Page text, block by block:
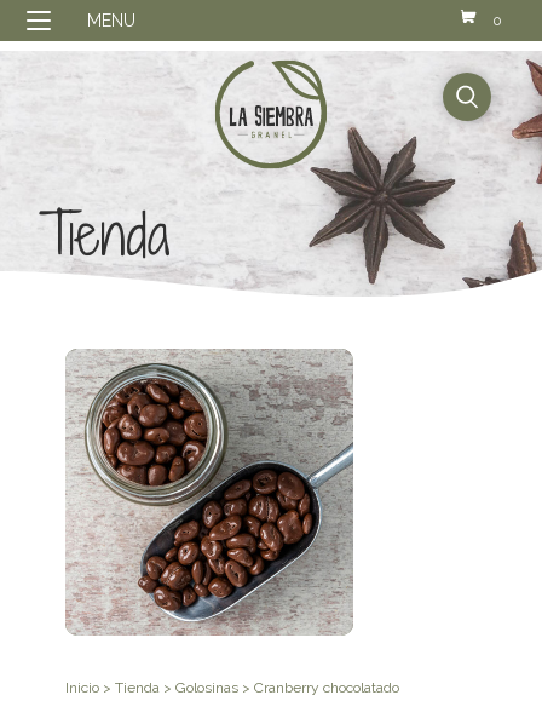
MENU 0
buscador
Tienda
Inicio >Tienda >Golosinas > Cranberry chocolatado